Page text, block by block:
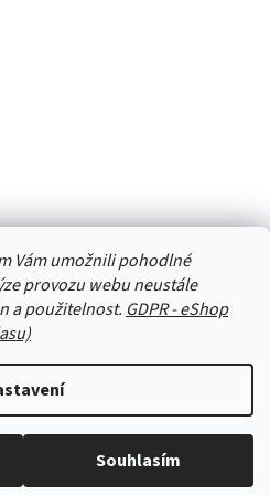
Vám umožnili pohodlné
provozu webu neustále
a použitelnost. GDPR - eShop
Souhlasím
ComGate Payments, a.s.
Shoptet
. Všechna práva vyhrazena.